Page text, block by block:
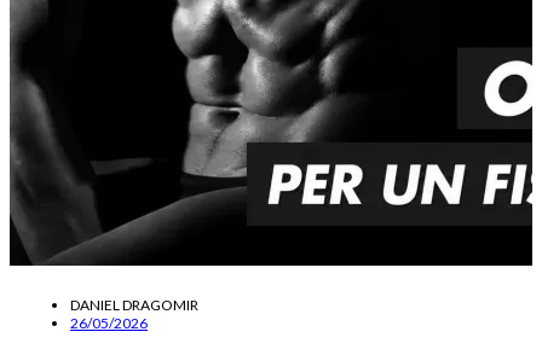
DANIEL DRAGOMIR
26/05/2026